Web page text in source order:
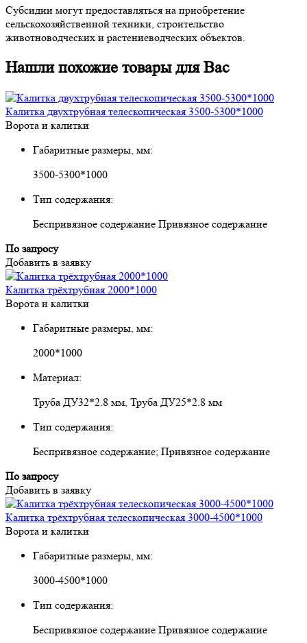
Субсидии могут предоставляться на приобретение
сельскохозяйственной техники, строительство
животноводческих и растениеводческих объектов.
Нашли похожие товары для Вас
Калитка двухтрубная телескопическая 3500-5300*1000
Ворота и калитки
Габаритные размеры, мм:
3500-5300*1000
Тип содержания:
Беспривязное содержание Привязное содержание
По запросу
Добавить в заявку
Калитка трёхтрубная 2000*1000
Ворота и калитки
Габаритные размеры, мм:
2000*1000
Материал:
Труба ДУ32*2.8 мм, Труба ДУ25*2.8 мм
Тип содержания:
Беспривязное содержание; Привязное содержание
По запросу
Добавить в заявку
Калитка трёхтрубная телескопическая 3000-4500*1000
Ворота и калитки
Габаритные размеры, мм:
3000-4500*1000
Тип содержания:
Беспривязное содержание Привязное содержание